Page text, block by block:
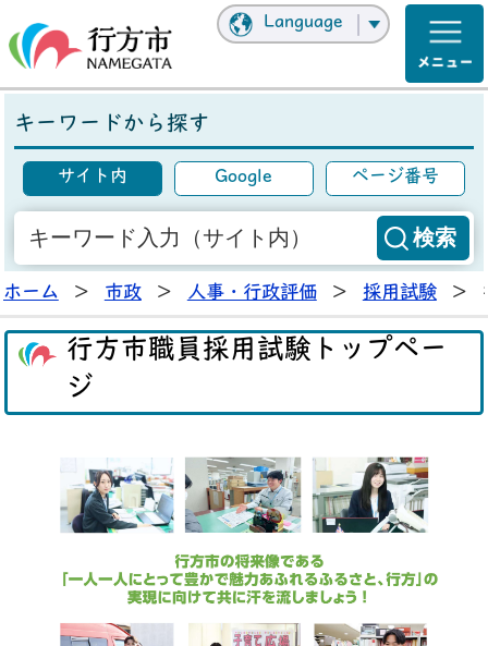
Language
キーワードから探す
サイト内 Google ページ番号
ホーム > 市政 > 人事・行政評価 > 採用試験 >
行方市職員採用試験トップペー
ジ